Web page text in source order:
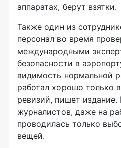
аппаратах, берут взятки.
Также один из
персонал во время
международными
безопасности в
видимость нормальной
работал хорошо только
ревизий, пишет
журналистов, даже на
проводилась только
вещей.